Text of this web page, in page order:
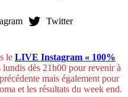
Twitter
le LIVE Instagram « 100%
lundis dès 21h00 pour revenir à
mais également pour
et les résultats du week end.